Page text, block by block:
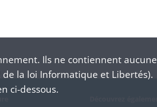
Ils ne contiennent aucune
la loi Informatique et Libertés).
ci-dessous.